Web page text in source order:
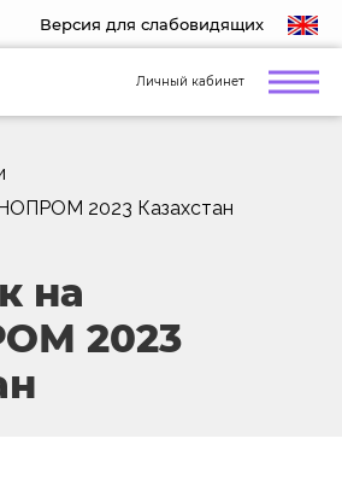
Версия для слабовидящих
Личный кабинет
2023 Казахстан
на
2023